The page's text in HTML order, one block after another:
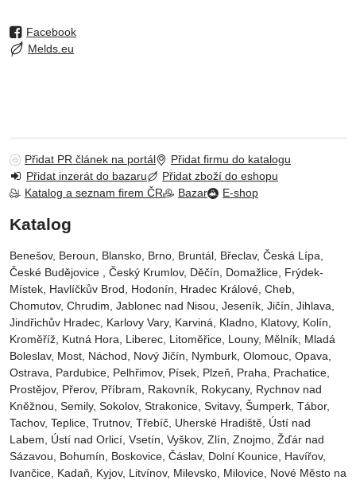
Facebook
Melds.eu
Přidat PR článek na portál
Přidat firmu do katalogu
Přidat inzerát do bazaru
Přidat zboží do eshopu
Katalog a seznam firem ČR
Bazar E-shop
Katalog
Benešov, Beroun, Blansko, Brno, Bruntál, Břeclav, Česká Lípa‎,
České Budějovice‎ , Český Krumlov‎, Děčín‎, Domažlice‎, Frýdek-
Místek‎, Havlíčkův Brod‎, Hodonín, Hradec Králové‎, Cheb‎,
Chomutov‎, Chrudim‎, Jablonec nad Nisou‎, Jeseník‎, Jičín‎, Jihlava,
Jindřichův Hradec‎, Karlovy Vary‎, Karviná‎, Kladno‎, Klatovy‎, Kolín‎,
Kroměříž‎, Kutná Hora‎, Liberec‎, Litoměřice‎, Louny‎, Mělník‎, Mladá
Boleslav‎, Most‎, Náchod‎, Nový Jičín‎, Nymburk‎, Olomouc‎, Opava,
Ostrava‎, Pardubice‎, Pelhřimov‎, Písek‎‎, Plzeň‎‎‎, Praha‎, Prachatice‎,
Prostějov‎, Přerov‎, Příbram‎, Rakovník‎, Rokycany, Rychnov nad
Kněžnou, Semily‎, Sokolov‎, Strakonice, Svitavy, Šumperk, Tábor,
Tachov, Teplice, Trutnov‎, Třebíč, Uherské Hradiště, Ústí nad
Labem‎, Ústí nad Orlicí‎, Vsetín, Vyškov, Zlín, Znojmo, Žďár nad
Sázavou, Bohumín, Boskovice‎, Čáslav‎, Dolní Kounice‎, Havířov‎,
Ivančice‎, Kadaň, Kyjov, Litvínov‎, Milevsko‎, Milovice‎, Nové Město na